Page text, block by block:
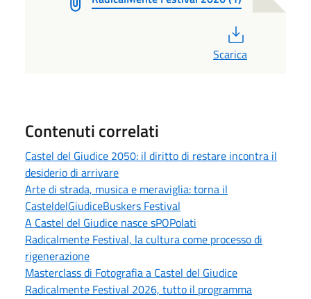
Scarica
Contenuti correlati
Castel del Giudice 2050: il diritto di restare incontra il
desiderio di arrivare
Arte di strada, musica e meraviglia: torna il
CasteldelGiudiceBuskers Festival
A Castel del Giudice nasce sPOPolati
Radicalmente Festival, la cultura come processo di
rigenerazione
Masterclass di Fotografia a Castel del Giudice
Radicalmente Festival 2026, tutto il programma